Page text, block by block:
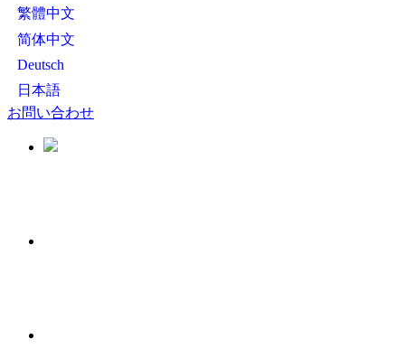
繁體中文
简体中文
Deutsch
日本語
お問い合わせ